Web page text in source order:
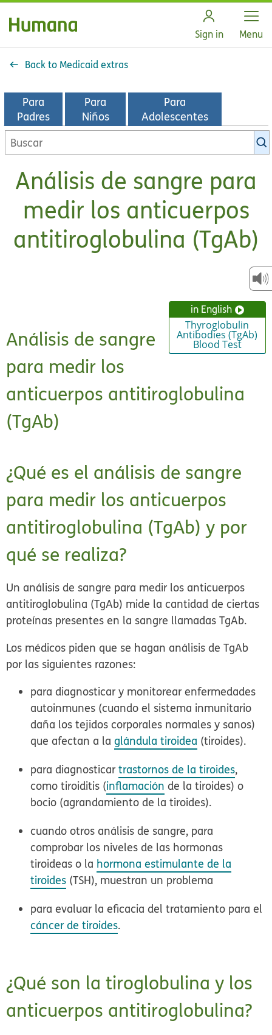
Sign in Open
Menu
Back to Medicaid extras
Para
Padres
Para
Niños
Para
Adolescentes
Buscar
en
biblioteca
KidsHealth
Análisis de sangre para
medir los anticuerpos
antitiroglobulina (TgAb)
in English
Thyroglobulin
Antibodies (TgAb)
Blood Test
Análisis de sangre
para medir los
anticuerpos antitiroglobulina
(TgAb)
¿Qué es el análisis de sangre
para medir los anticuerpos
antitiroglobulina (TgAb) y por
qué se realiza?
Un análisis de sangre para medir los anticuerpos
antitiroglobulina (TgAb) mide la cantidad de ciertas
proteínas presentes en la sangre llamadas TgAb.
Los médicos piden que se hagan análisis de TgAb
por las siguientes razones:
para diagnosticar y monitorear enfermedades
autoinmunes (cuando el sistema inmunitario
daña los tejidos corporales normales y sanos)
que afectan a laglándula tiroidea (tiroides).
para diagnosticartrastornos de la tiroides,
como tiroiditis (inflamación de la tiroides) o
bocio (agrandamiento de la tiroides).
cuando otros análisis de sangre, para
comprobar los niveles de las hormonas
tiroideas o la hormona estimulante de la
tiroides (TSH), muestran un problema
para evaluar la eficacia del tratamiento para el
cáncer de tiroides.
¿Qué son la tiroglobulina y los
anticuerpos antitiroglobulina?